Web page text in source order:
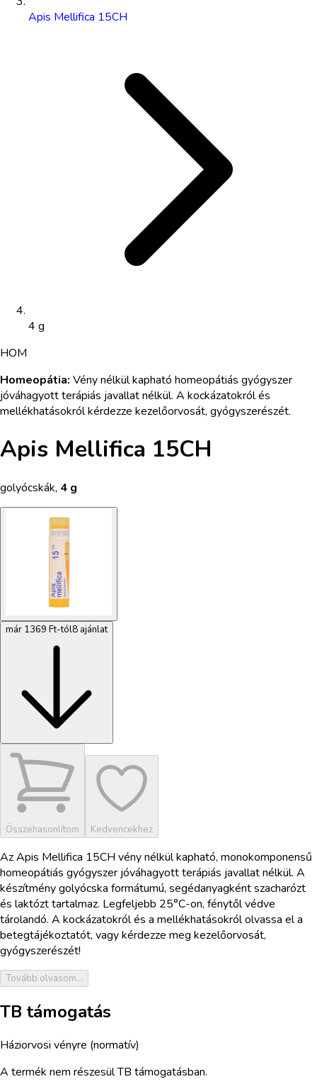
Apis Mellifica 15CH
4 g
HOM
Homeopátia: Vény nélkül kapható homeopátiás gyógyszer
jóváhagyott terápiás javallat nélkül. A kockázatokról és
mellékhatásokról kérdezze kezelőorvosát, gyógyszerészét.
Apis Mellifica 15CH
golyócskák, 4 g
már 1369 Ft-tól8 ajánlat
Összehasonlítom Kedvencekhez
Az Apis Mellifica 15CH vény nélkül kapható, monokomponensű
homeopátiás gyógyszer jóváhagyott terápiás javallat nélkül. A
készítmény golyócska formátumú, segédanyagként szacharózt
és laktózt tartalmaz. Legfeljebb 25°C-on, fénytől védve
tárolandó. A kockázatokról és a mellékhatásokról olvassa el a
betegtájékoztatót, vagy kérdezze meg kezelőorvosát,
gyógyszerészét!
Tovább olvasom...
TB támogatás
Háziorvosi vényre (normatív)
A termék nem részesül TB támogatásban.